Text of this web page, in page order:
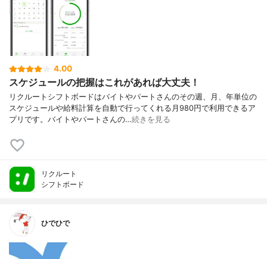
4.00
スケジュールの把握はこれがあれば大丈夫！
リクルートシフトボードはバイトやパートさんのその週、月、年単位の
スケジュールや給料計算を自動で行ってくれる月980円で利用できるア
プリです。バイトやパートさんの…続きを見る
リクルート
シフトボード
ひでひで